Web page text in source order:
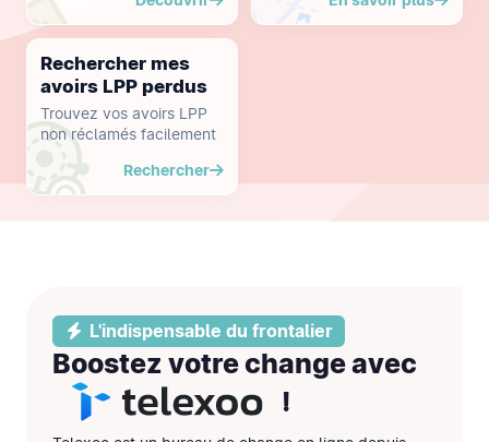
Rechercher mes
avoirs LPP perdus
Trouvez vos avoirs LPP
non réclamés facilement
Rechercher
L'indispensable du frontalier
Boostez votre change avec
!